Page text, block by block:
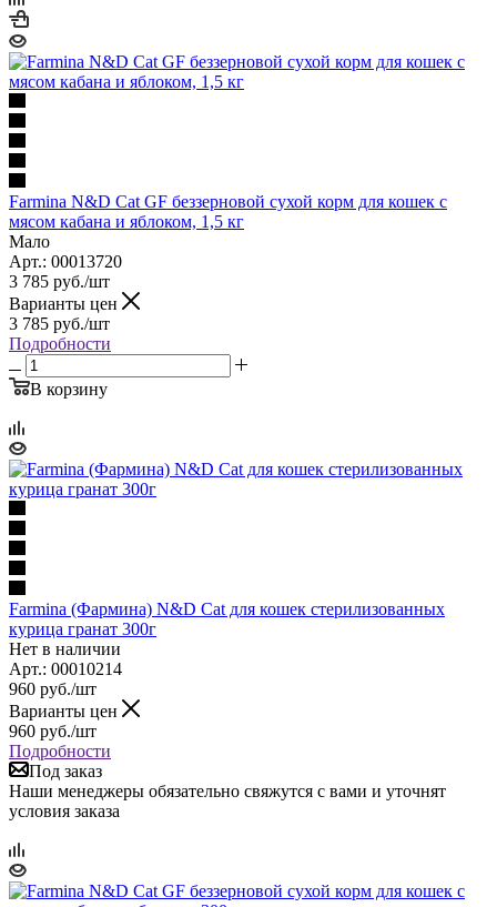
Farmina N&D Cat GF беззерновой сухой корм для кошек с
мясом кабана и яблоком, 1,5 кг
Мало
Арт.: 00013720
3 785 руб./шт
Варианты цен
3 785 руб./шт
Подробности
В корзину
Farmina (Фармина) N&D Cat для кошек стерилизованных
курица гранат 300г
Нет в наличии
Арт.: 00010214
960 руб./шт
Варианты цен
960 руб./шт
Подробности
Под заказ
Наши менеджеры обязательно свяжутся с вами и уточнят
условия заказа